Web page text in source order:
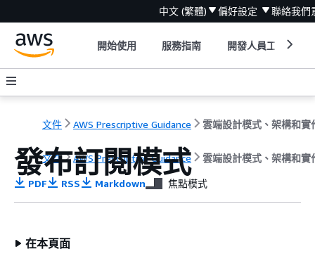
中文 (繁體) 偏好設定 聯絡我們
開始使用 服務指南 開發人員工具
文件 AWS Prescriptive Guidance 雲端設計模式、架構和實
文件 AWS Prescriptive Guidance 雲端設計模式、架構和實
發布訂閱模式
PDF RSS Markdown 焦點模式
在本頁面